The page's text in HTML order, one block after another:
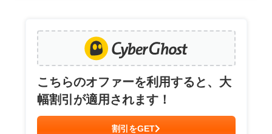
こちらのオファーを利用すると、大
幅割引が適用されます！
割引をGET